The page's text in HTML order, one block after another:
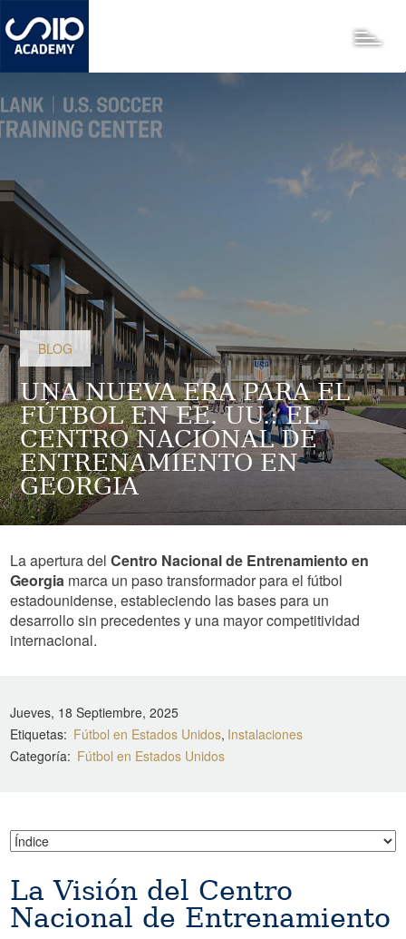
al
contenido
BLOG
UNA NUEVA ERA PARA EL
FÚTBOL EN EE. UU.: EL
CENTRO NACIONAL DE
ENTRENAMIENTO EN
GEORGIA
La apertura delCentro Nacional de Entrenamiento en
Georgia marca un paso transformador para el fútbol
estadounidense, estableciendo las bases para un
desarrollo sin precedentes y una mayor competitividad
internacional.
Jueves, 18 Septiembre, 2025
Etiquetas Fútbol en Estados Unidos Instalaciones
Categoría Fútbol en Estados Unidos
La Visión del Centro
Nacional de Entrenamiento